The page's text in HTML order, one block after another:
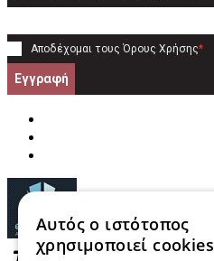
Αποδέχομαι τους Όρους Χρήσης*
Εγγραφή
Αυτός ο ιστότοπος
χρησιμοποιεί cookies